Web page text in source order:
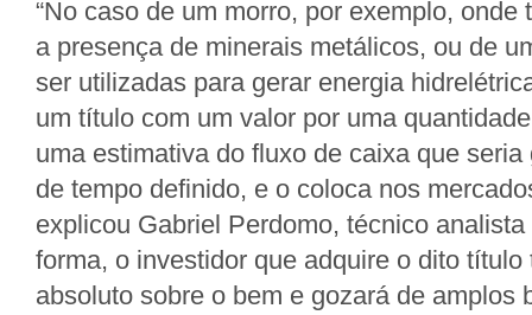
“No caso de um morro, por exemplo, onde
a presença de minerais metálicos, ou de
ser utilizadas para gerar energia
um título com um valor por uma
uma estimativa do fluxo de caixa que
de tempo definido, e o coloca nos
explicou Gabriel Perdomo, técnico
forma, o investidor que adquire o dito título
absoluto sobre o bem e gozará de amplos